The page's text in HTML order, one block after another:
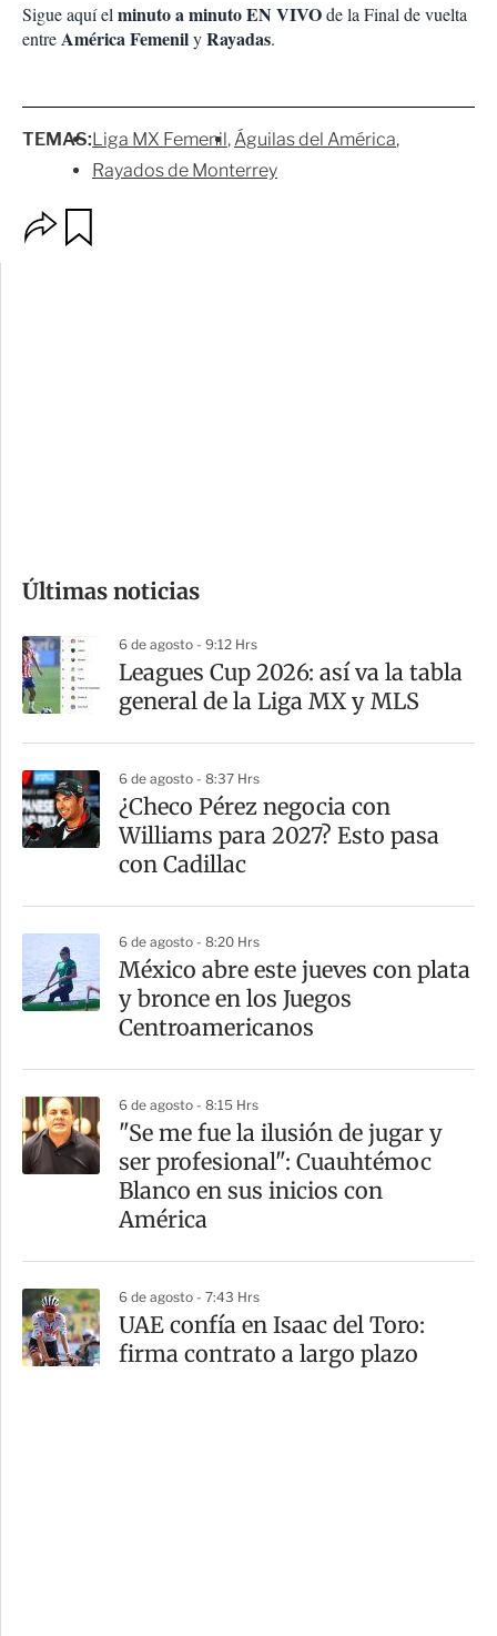
Sigue aquí elminuto a minuto EN VIVOde la Final de vuelta
entreAmérica FemenilyRayadas.
TEMAS:Liga MX Femenil
Águilas del América
Rayados de Monterrey
m
a
r
t
r
Últimas noticias
6 de agosto - 9:12 Hrs
Leagues Cup 2026: así va la tabla
general de la Liga MX y MLS
6 de agosto - 8:37 Hrs
¿Checo Pérez negocia con
Williams para 2027? Esto pasa
con Cadillac
6 de agosto - 8:20 Hrs
México abre este jueves con plata
y bronce en los Juegos
Centroamericanos
6 de agosto - 8:15 Hrs
"Se me fue la ilusión de jugar y
ser profesional": Cuauhtémoc
Blanco en sus inicios con
América
6 de agosto - 7:43 Hrs
UAE confía en Isaac del Toro:
firma contrato a largo plazo